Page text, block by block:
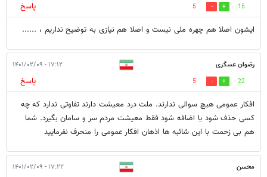
15
5
پاسخ
ایشون اصلا هم چهره ملی نیست و اصلا هم نیازی به توضیح نداریم ، ......
رضوان عسگری ۱۷:۱۲ - ۱۴۰۱/۰۲/۰۹
22
5
پاسخ
افکار عمومی هیچ سوالی ندارند. ملت درد معیشت دارند تفاوتی ندارد که چه
کسی حذف شود یا اضافه شود فقط معیشت مردم سر و سامان بگیرد. شما
هم بی زحمت با این شائبه ها اذهان افکار عمومی را منحرف نفرمایید
محسن ۱۷:۲۲ - ۱۴۰۱/۰۲/۰۹